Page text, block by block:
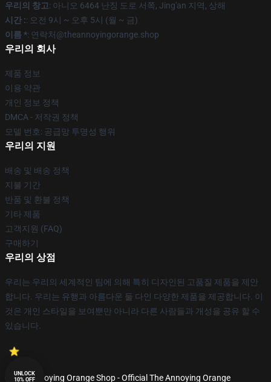
우리의 창고: 아니오 6464 난징 도로 서쪽, Jing'an 지역, 상해
시간 :: 오전 9시 ~ 오후 5시 (월 ~ 금)
이름 *: 연락처@theannoyingorange.shop
우리의 회사
제품 정보
이용 약관
개인 정보 정책
DMCA - 저작권 정책
모델 번호: 공급망 투명성 행위
우리의 지원
배송 및 배송 정책
지불 기간
반품 및 환불 정책
기타 제품
고객지원 (FAQ)
구매하기
우리의 상점
우리는 우리의 세계적인 팀에 의해 특히 디자인된 고품질 제품을 제안
합니다. 우리는 유행과 아름다운 둘 다인 다양한 제품을 제공합니다. 이
것은 개인 스타일을 보여뿐만 아니라 다른 사람들과 개성을 공유 할 수
있습니다.
© The Annoying Orange Shop - Official The Annoying Orange
UNLOCK
10% OFF